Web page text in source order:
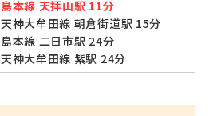
本線 天拝山駅 11分
神大牟田線 朝倉街道駅 15分
本線 二日市駅 24分
神大牟田線 紫駅 24分